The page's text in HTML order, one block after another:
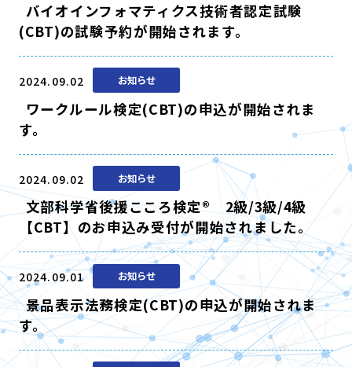
バイオインフォマティクス技術者認定試験
(CBT)の試験予約が開始されます。
2024.09.02 お知らせ
ワークルール検定(CBT)の申込が開始されま
す。
2024.09.02 お知らせ
文部科学省後援こころ検定® 2級/3級/4級
【CBT】のお申込み受付が開始されました。
2024.09.01 お知らせ
景品表示法務検定(CBT)の申込が開始されま
す。